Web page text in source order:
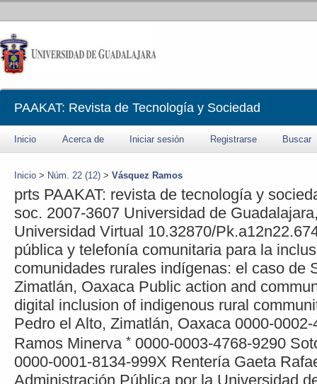
PAAKAT: Revista de Tecnología y Sociedad
Inicio Acerca de Iniciar sesión Registrarse Buscar
Inicio > Núm. 22 (12) > Vásquez Ramos
prts PAAKAT: revista de tecnología y
soc. 2007-3607 Universidad de
Universidad Virtual 10.32870/
pública y telefonía comunitaria para la
comunidades rurales indígenas: el caso de
Zimatlán, Oaxaca Public action and
digital inclusion of indigenous rural
Pedro el Alto, Zimatlán, Oaxaca 0000-
Ramos Minerva * 0000-0003-4768-9290
0000-0001-8134-999X Rentería Gaeta
Administración Pública por la Universidad